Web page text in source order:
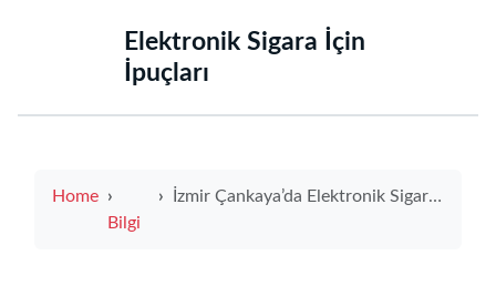
‌Elektronik Sigara İçin
İpuçları‌
Home
Bilgi
İzmir Çankaya’da Elektronik Sigara Alışveriş Rehberi